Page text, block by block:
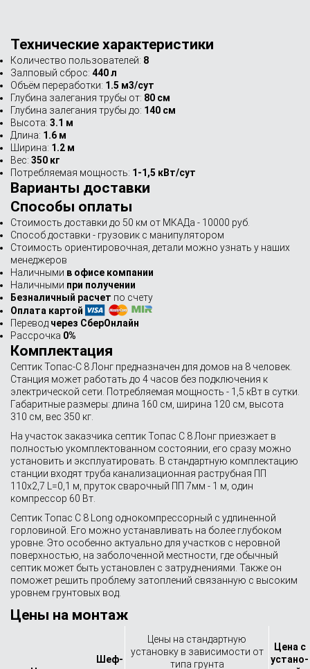
Технические характеристики
Количество пользователей: 8
Залповый сброс: 440 л
Объём переработки: 1.5 м3/сут
Глубина залегания трубы от: 80 см
Глубина залегания трубы до: 140 см
Высота: 3.1 м
Длина: 1.6 м
Ширина: 1.2 м
Вес: 350 кг
Потребляемая мощность: 1-1,5 кВт/сут
Варианты доставки
Способы оплаты
Стоимость доставки до 50 км от МКАДа - 10000 руб.
Способ доставки - грузовик с манипулятором
Стоимость ориентировочная, детали можно узнать у наших
менеджеров
Наличными в офисе компании
Наличными при получении
Безналичный расчет по счету
Оплата картой
Перевод через СберОнлайн
Рассрочка 0%
Комплектация
Септик Топас-С 8 Лонг предназначен для домов на 8 человек.
Станция может работать до 4 часов без подключения к
электрической сети. Потребляемая мощность - 1,5 кВт в сутки.
Габаритные размеры: длина 160 см, ширина 120 см, высота
310 см, вес 350 кг.
На участок заказчика септик Топас С 8 Лонг приезжает в
полностью укомплектованном состоянии, его сразу можно
установить и эксплуатировать. В стандартную комплектацию
станции входят труба канализационная раструбная ПП
110х2,7 L=0,1 м, пруток сварочный ПП 7мм - 1 м, один
компрессор 60 Вт.
Септик Топас С 8 Long однокомпрессорный с удлиненной
горловиной. Его можно устанавливать на более глубоком
уровне. Это особенно актуально для участков с неровной
поверхностью, на заболоченной местности, где обычный
септик может быть установлен с затруднениями. Также он
поможет решить проблему затоплений связанную с высоким
уровнем грунтовых вод.
Цены на монтаж
Шеф-
Цены на стандартную
установку в зависимости от
типа грунта
Цена с
устано­